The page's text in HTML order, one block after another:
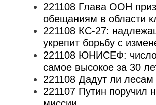
221108 Глава ООН
обещаниям в области
221108 КС-27:
укрепит борьбу с
221108 ЮНИСЕФ: число
самое высокое за 30
221108 Дадут ли
221107 Путин поручил